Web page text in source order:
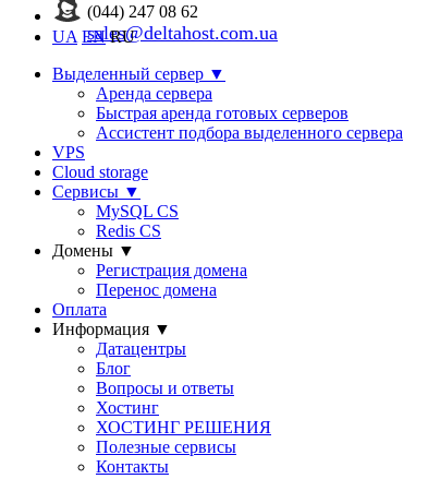
(044) 247 08 62
sales@deltahost.com.ua
UA EN RU
Выделенный сервер ▼
Аренда сервера
Быстрая аренда готовых серверов
Ассистент подбора выделенного сервера
VPS
Cloud storage
Сервисы ▼
MySQL CS
Redis CS
Домены ▼
Регистрация домена
Перенос домена
Оплата
Информация ▼
Датацентры
Блог
Вопросы и ответы
Хостинг
ХОСТИНГ РЕШЕНИЯ
Полезные сервисы
Контакты